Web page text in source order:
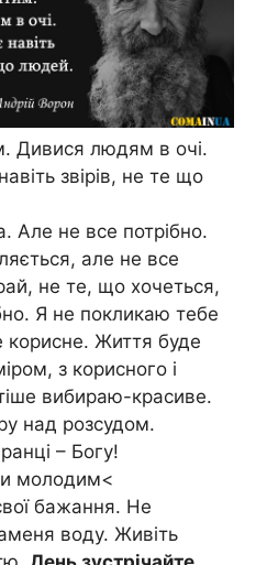
Дивися людям в очі.
звірів, не те що
Але не все потрібно.
але не все
не те, що хочеться,
Я не покликаю тебе
корисне. Життя буде
з корисного і
вибираю-красиве.
над розсудом.
– Богу!
молодим<
бажання. Не
воду. Живіть